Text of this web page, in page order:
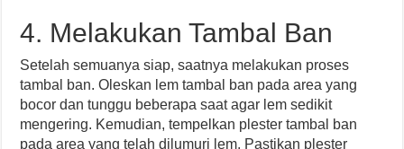
4. Melakukan Tambal Ban
Setelah semuanya siap, saatnya melakukan proses
tambal ban. Oleskan lem tambal ban pada area yang
bocor dan tunggu beberapa saat agar lem sedikit
mengering. Kemudian, tempelkan plester tambal ban
pada area yang telah dilumuri lem. Pastikan plester